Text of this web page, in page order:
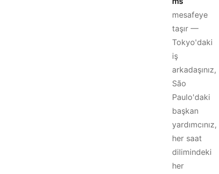
mesafeye
taşır —
Tokyo'daki
iş
arkadaşınız,
São
Paulo'daki
başkan
yardımcınız,
her saat
dilimindeki
her